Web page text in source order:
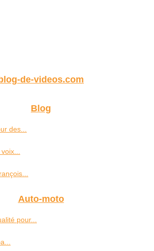
blog-de-videos.com
Blog
des...
Auto-moto
pour...